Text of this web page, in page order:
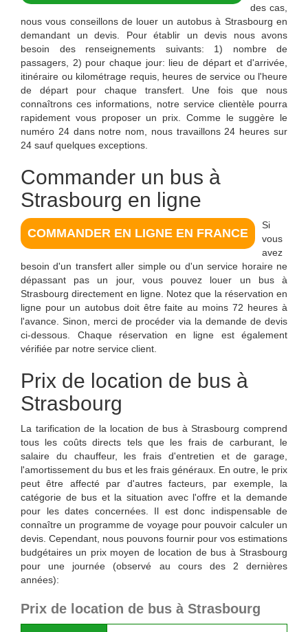
des cas,
nous vous conseillons de louer un autobus à Strasbourg en
demandant un devis. Pour établir un devis nous avons
besoin des renseignements suivants: 1) nombre de
passagers, 2) pour chaque jour: lieu de départ et d'arrivée,
itinéraire ou kilométrage requis, heures de service ou l'heure
de départ pour chaque transfert. Une fois que nous
connaîtrons ces informations, notre service clientèle pourra
rapidement vous proposer un prix. Comme le suggère le
numéro 24 dans notre nom, nous travaillons 24 heures sur
24 sauf quelques exceptions.
Commander un bus à
Strasbourg en ligne
COMMANDER EN LIGNE EN FRANCE
Si
vous
avez
besoin d'un transfert aller simple ou d'un service horaire ne
dépassant pas un jour, vous pouvez louer un bus à
Strasbourg directement en ligne. Notez que la réservation en
ligne pour un autobus doit être faite au moins 72 heures à
l'avance. Sinon, merci de procéder via la demande de devis
ci-dessous. Chaque réservation en ligne est également
vérifiée par notre service client.
Prix de location de bus à
Strasbourg
La tarification de la location de bus à Strasbourg comprend
tous les coûts directs tels que les frais de carburant, le
salaire du chauffeur, les frais d'entretien et de garage,
l'amortissement du bus et les frais généraux. En outre, le prix
peut être affecté par d'autres facteurs, par exemple, la
catégorie de bus et la situation avec l'offre et la demande
pour les dates concernées. Il est donc indispensable de
connaître un programme de voyage pour pouvoir calculer un
devis. Cependant, nous pouvons fournir pour vos estimations
budgétaires un prix moyen de location de bus à Strasbourg
pour une journée (observé au cours des 2 dernières
années):
Prix de location de bus à Strasbourg